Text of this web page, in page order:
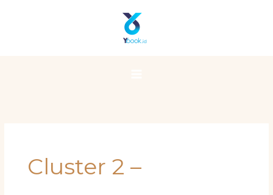
Main
Menu
Cluster 2 –